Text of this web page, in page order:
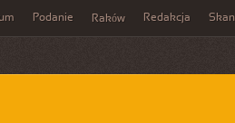
Podanie Raków Redakcja